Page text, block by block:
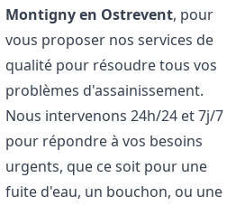
Montigny en Ostrevent, pour
vous proposer nos services de
qualité pour résoudre tous vos
problèmes d'assainissement.
Nous intervenons 24h/24 et 7j/7
pour répondre à vos besoins
urgents, que ce soit pour une
fuite d'eau, un bouchon, ou une